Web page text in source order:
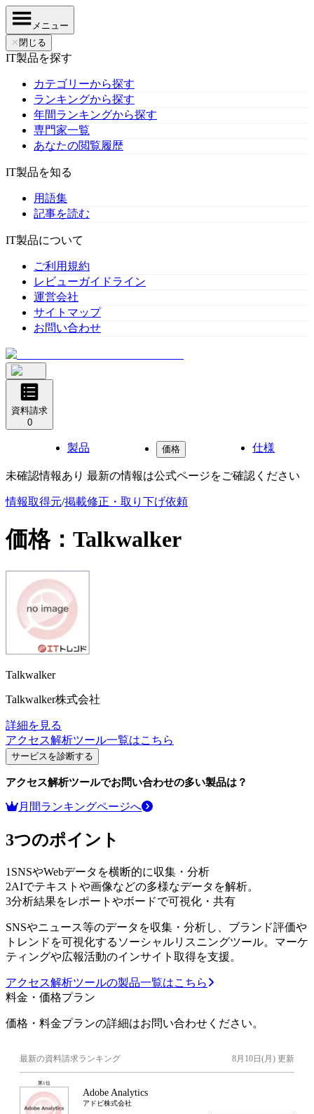
メニュー
✕ 閉じる
IT製品を探す
カテゴリーから探す
ランキングから探す
年間ランキングから探す
専門家一覧
あなたの閲覧履歴
IT製品を知る
用語集
記事を読む
IT製品について
ご利用規約
レビューガイドライン
運営会社
サイトマップ
お問い合わせ
資料請求
0
製品 価格 仕様
未確認情報あり 最新の情報は公式ページをご確認ください
情報取得元/掲載修正・取り下げ依頼
価格： Talkwalker
Talkwalker
Talkwalker株式会社
詳細を見る
アクセス解析ツール一覧はこちら
サービスを診断する
アクセス解析ツールでお問い合わせの多い製品は？
月間ランキングページへ
3つのポイント
1 SNSやWebデータを横断的に収集・分析
2AIでテキストや画像などの多様なデータを解析。
3分析結果をレポートやボードで可視化・共有
SNSやニュース等のデータを収集・分析し、ブランド評価や
トレンドを可視化するソーシャルリスニングツール。マーケ
ティングや広報活動のインサイト取得を支援。
アクセス解析ツールの製品一覧はこちら
料金・価格プラン
価格・料金プランの詳細はお問い合わせください。
最新の資料請求ランキング 8月10日(月) 更新
第1位
Adobe Analytics
アドビ株式会社